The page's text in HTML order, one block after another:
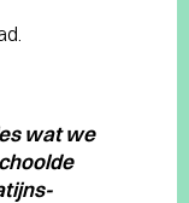
wat we